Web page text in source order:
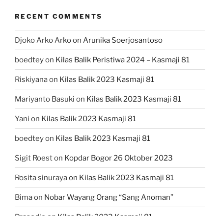
RECENT COMMENTS
Djoko Arko Arkoon Arunika Soerjosantoso
boedteyon Kilas Balik Peristiwa 2024 – Kasmaji 81
Riskiyanaon Kilas Balik 2023 Kasmaji 81
Mariyanto Basuki on Kilas Balik 2023 Kasmaji 81
Yani on Kilas Balik 2023 Kasmaji 81
boedteyon Kilas Balik 2023 Kasmaji 81
Sigit Roeston Kopdar Bogor 26 Oktober 2023
Rosita sinurayaon Kilas Balik 2023 Kasmaji 81
Bimaon Nobar Wayang Orang “Sang Anoman”